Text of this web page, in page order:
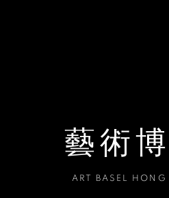
藝術
ART BASEL